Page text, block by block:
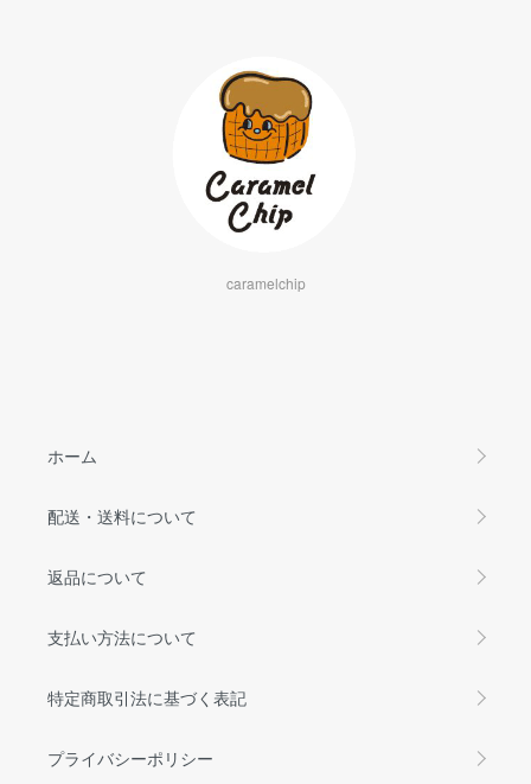
caramelchip
ホーム
配送・送料について
返品について
支払い方法について
特定商取引法に基づく表記
プライバシーポリシー